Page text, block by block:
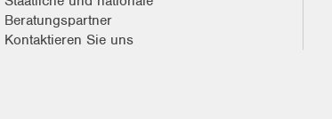
Beratungspartner
Kontaktieren Sie uns